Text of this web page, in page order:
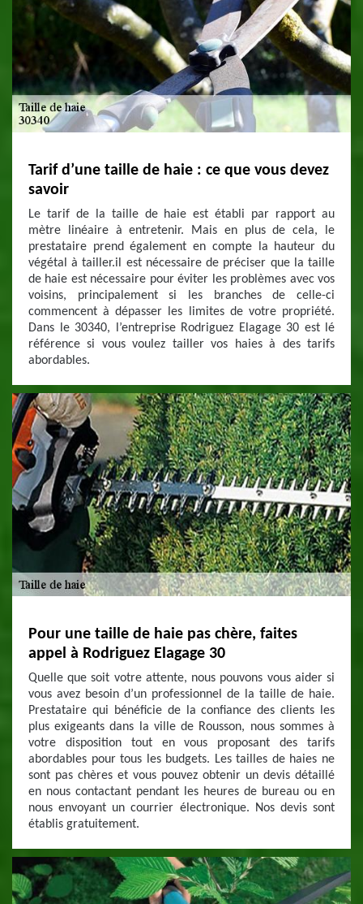
Tarif d’une taille de haie : ce que vous devez
savoir
Le tarif de la taille de haie est établi par rapport au
mètre linéaire à entretenir. Mais en plus de cela, le
prestataire prend également en compte la hauteur du
végétal à tailler.il est nécessaire de préciser que la taille
de haie est nécessaire pour éviter les problèmes avec vos
voisins, principalement si les branches de celle-ci
commencent à dépasser les limites de votre propriété.
Dans le 30340, l’entreprise Rodriguez Elagage 30 est lé
référence si vous voulez tailler vos haies à des tarifs
abordables.
Pour une taille de haie pas chère, faites
appel à Rodriguez Elagage 30
Quelle que soit votre attente, nous pouvons vous aider si
vous avez besoin d’un professionnel de la taille de haie.
Prestataire qui bénéficie de la confiance des clients les
plus exigeants dans la ville de Rousson, nous sommes à
votre disposition tout en vous proposant des tarifs
abordables pour tous les budgets. Les tailles de haies ne
sont pas chères et vous pouvez obtenir un devis détaillé
en nous contactant pendant les heures de bureau ou en
nous envoyant un courrier électronique. Nos devis sont
établis gratuitement.